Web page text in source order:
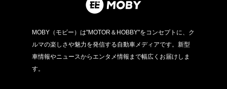
MOBY（モビー）は"MOTOR＆HOBBY"をコンセプトに、ク
ルマの楽しさや魅力を発信する自動車メディアです。新型
車情報やニュースからエンタメ情報まで幅広くお届けしま
す。